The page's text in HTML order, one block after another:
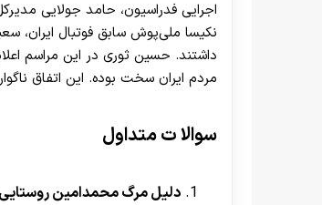
اجرایی فدراسیون، حامد جولایی
نکیسا ملی‌پوش سابق فوتبال
داشتند. حسین ثوری در این مراسم
مردم ایران سخت بوده. این اتفاق
سوالا ت متداول
دلیل مرگ محمدامین